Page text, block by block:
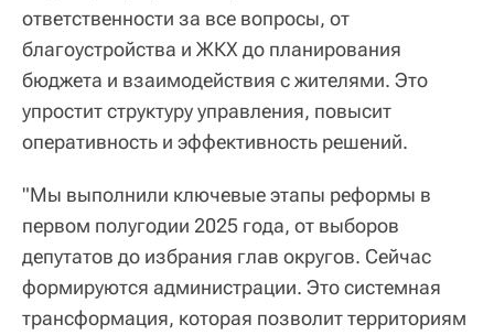
ответственности за все вопросы, от
благоустройства и ЖКХ до планирования
бюджета и взаимодействия с жителями. Это
упростит структуру управления, повысит
оперативность и эффективность решений.
"Мы выполнили ключевые этапы реформы в
первом полугодии 2025 года, от выборов
депутатов до избрания глав округов. Сейчас
формируются администрации. Это системная
трансформация, которая позволит территориям